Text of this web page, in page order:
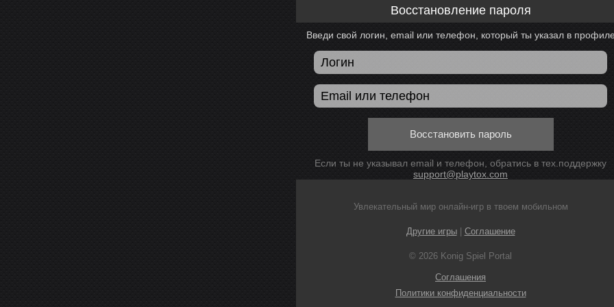
Восстановление пароля
Введи свой логин, email или телефон, который ты указал в
Восстановить пароль
Если ты не указывал email и телефон, обратись в тех.поддержку
support@playtox.com
Увлекательный мир онлайн-игр в твоем мобильном
Другие игры| Соглашение
© 2026 Konig Spiel Portal
Соглашения
Политики конфиденциальности